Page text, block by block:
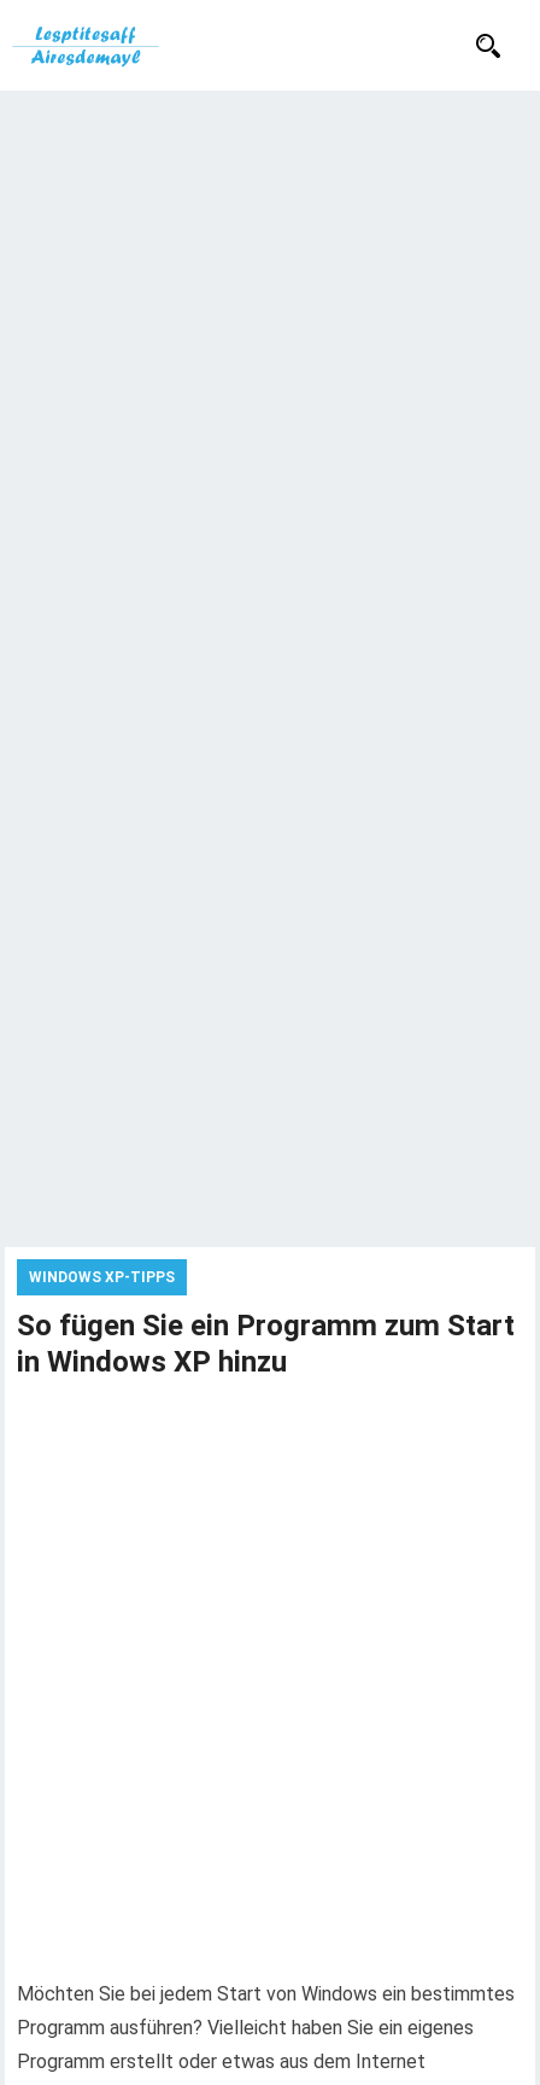
WINDOWS XP-TIPPS
So fügen Sie ein Programm zum Start
in Windows XP hinzu
Möchten Sie bei jedem Start von Windows ein bestimmtes
Programm ausführen? Vielleicht haben Sie ein eigenes
Programm erstellt oder etwas aus dem Internet